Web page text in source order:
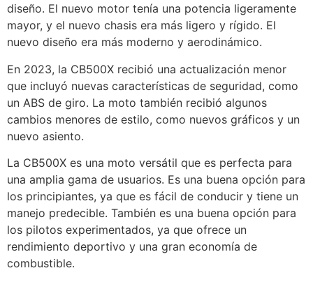
diseño. El nuevo motor tenía una potencia ligeramente
mayor, y el nuevo chasis era más ligero y rígido. El
nuevo diseño era más moderno y aerodinámico.
En 2023, la CB500X recibió una actualización menor
que incluyó nuevas características de seguridad, como
un ABS de giro. La moto también recibió algunos
cambios menores de estilo, como nuevos gráficos y un
nuevo asiento.
La CB500X es una moto versátil que es perfecta para
una amplia gama de usuarios. Es una buena opción para
los principiantes, ya que es fácil de conducir y tiene un
manejo predecible. También es una buena opción para
los pilotos experimentados, ya que ofrece un
rendimiento deportivo y una gran economía de
combustible.